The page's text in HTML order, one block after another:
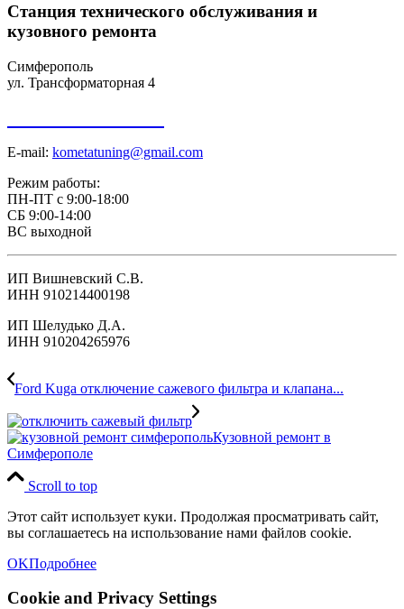
Станция технического обслуживания и
кузовного ремонта
Симферополь
ул. Трансформаторная 4
E-mail: kometatuning@gmail.com
Режим работы:
ПН-ПТ с 9:00-18:00
СБ 9:00-14:00
ВС выходной
ИП Вишневский С.В.
ИНН 910214400198
ИП Шелудько Д.А.
ИНН 910204265976
Ford Kuga отключение сажевого фильтра и клапана...
Кузовной ремонт в
Симферополе
Scroll to top
Этот сайт использует куки. Продолжая просматривать сайт,
вы соглашаетесь на использование нами файлов cookie.
OKПодробнее
Cookie and Privacy Settings